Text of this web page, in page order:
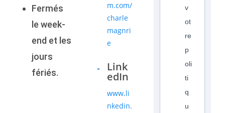
Fermés
le week-
end et les
jours
fériés.
m.com/
charle
magnri
e
Link
edIn
www.li
nkedin.
v
ot
re
p
oli
ti
q
u